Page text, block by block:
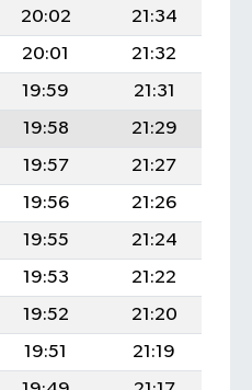
20:02
21:34
20:01
21:32
19:59
21:31
19:58
21:29
19:57
21:27
19:56
21:26
19:55
21:24
19:53
21:22
19:52
21:20
19:51
21:19